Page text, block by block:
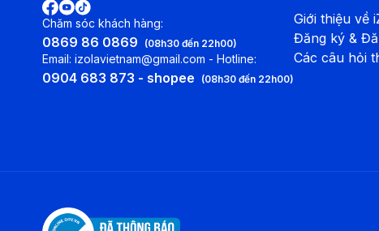
Chăm sóc khách hàng:
0869 86 0869 (08h30 đến 22h00)
Email: izolavietnam@gmail.com - Hotline:
0904 683 873 - shopee (08h30 đến 22h00)
Giới thiệu về
Đăng ký &
Các câu hỏi